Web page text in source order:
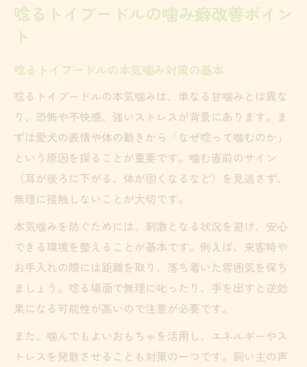
唸るトイプードルの噛み癖改善ポイン
ト
唸るトイプードルの本気噛み対策の基本
唸るトイプードルの本気噛みは、単なる甘噛みとは異な
り、恐怖や不快感、強いストレスが背景にあります。ま
ずは愛犬の表情や体の動きから「なぜ唸って噛むのか」
という原因を探ることが重要です。噛む直前のサイン
（耳が後ろに下がる、体が固くなるなど）を見逃さず、
無理に接触しないことが大切です。
本気噛みを防ぐためには、刺激となる状況を避け、安心
できる環境を整えることが基本です。例えば、来客時や
お手入れの際には距離を取り、落ち着いた雰囲気を保ち
ましょう。唸る場面で無理に叱ったり、手を出すと逆効
果になる可能性が高いので注意が必要です。
また、噛んでもよいおもちゃを活用し、エネルギーやス
トレスを発散させることも対策の一つです。飼い主の声